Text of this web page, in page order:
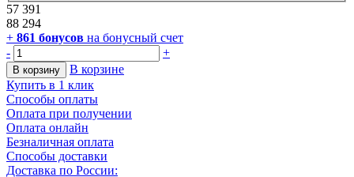
57 391
88 294
+ 861 бонусов на бонусный счет
-
+
В корзину
В корзине
Купить в 1 клик
Способы оплаты
Оплата при получении
Оплата онлайн
Безналичная оплата
Способы доставки
Доставка по России: